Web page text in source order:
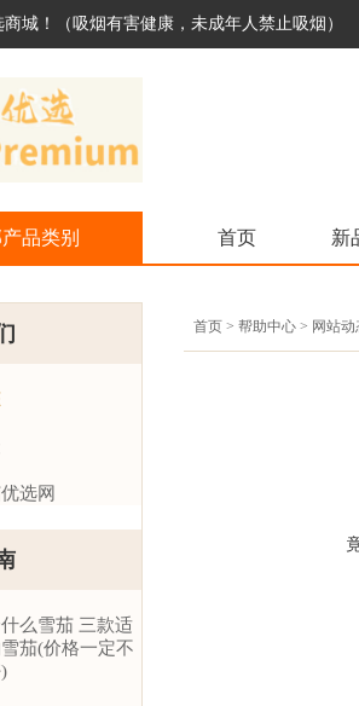
城！（吸烟有害健康，未成年人禁止吸烟）
品类别 首页 新
选网
么雪茄 三款适
茄(价格一定不
首页 > 帮助中心 > 网站动